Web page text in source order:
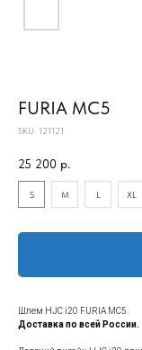
FURIA MC5
SKU: 121121
25 200 р.
S M L XL
Шлем HJC i20 FURIA MC5.
Доставка по всей России.